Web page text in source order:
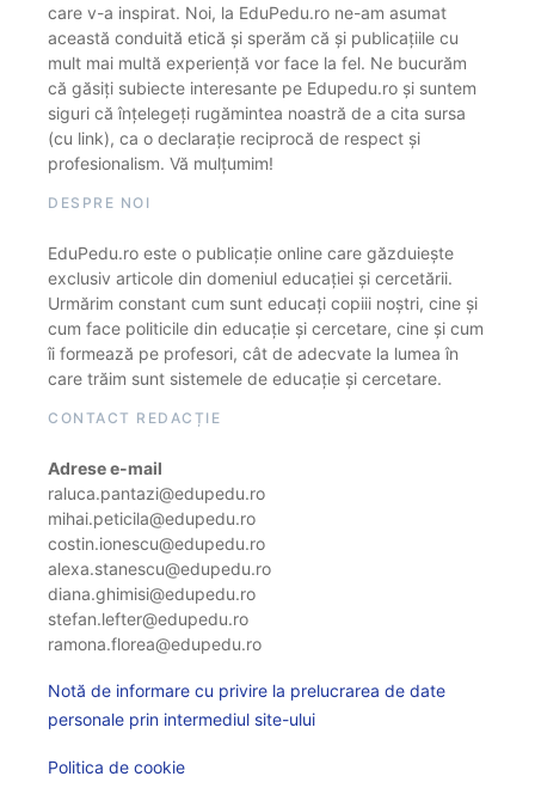
care v-a inspirat. Noi, la EduPedu.ro ne-am asumat
această conduită etică și sperăm că și publicațiile cu
mult mai multă experiență vor face la fel. Ne bucurăm
că găsiți subiecte interesante pe Edupedu.ro și suntem
siguri că înțelegeți rugămintea noastră de a cita sursa
(cu link), ca o declarație reciprocă de respect și
profesionalism. Vă mulțumim!
DESPRE NOI
EduPedu.ro este o publicație online care găzduiește
exclusiv articole din domeniul educației și cercetării.
Urmărim constant cum sunt educați copiii noștri, cine și
cum face politicile din educație și cercetare, cine și cum
îi formează pe profesori, cât de adecvate la lumea în
care trăim sunt sistemele de educație și cercetare.
CONTACT REDACȚIE
Adrese e-mail
raluca.pantazi@edupedu.ro
mihai.peticila@edupedu.ro
costin.ionescu@edupedu.ro
alexa.stanescu@edupedu.ro
diana.ghimisi@edupedu.ro
stefan.lefter@edupedu.ro
ramona.florea@edupedu.ro
Notă de informare cu privire la prelucrarea de date
personale prin intermediul site-ului
Politica de cookie